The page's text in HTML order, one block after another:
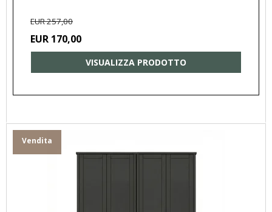
EUR 257,00
EUR 170,00
VISUALIZZA PRODOTTO
Vendita